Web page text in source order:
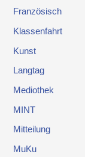
Französisch
Klassenfahrt
Kunst
Langtag
Mediothek
MINT
Mitteilung
MuKu